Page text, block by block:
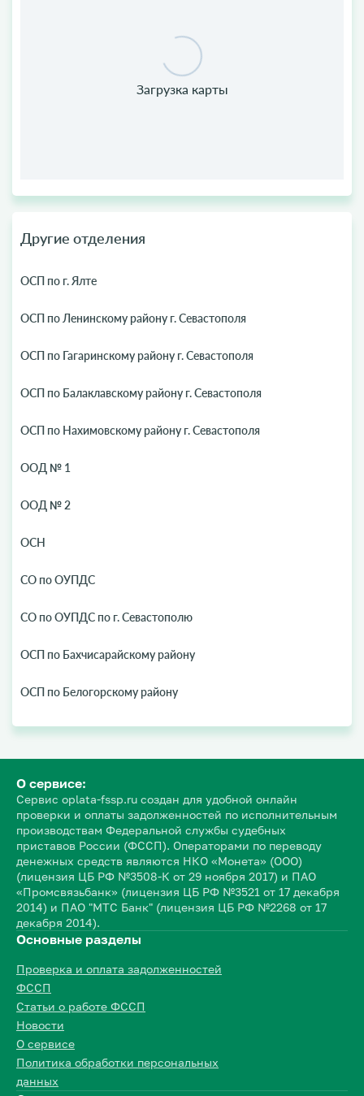
Другие отделения
ОСП по г. Ялте
ОСП по Ленинскому району г. Севастополя
ОСП по Гагаринскому району г. Севастополя
ОСП по Балаклавскому району г. Севастополя
ОСП по Нахимовскому району г. Севастополя
ООД № 1
ООД № 2
ОСН
СО по ОУПДС
СО по ОУПДС по г. Севастополю
ОСП по Бахчисарайскому району
ОСП по Белогорскому району
О сервисе:
Сервис oplata-fssp.ru создан для удобной онлайн
проверки и оплаты задолженностей по исполнительным
производствам Федеральной службы судебных
приставов России (ФССП). Операторами по переводу
денежных средств являются НКО «Монета» (ООО)
(лицензия ЦБ РФ №3508-К от 29 ноября 2017) и ПАО
«Промсвязьбанк» (лицензия ЦБ РФ №3521 от 17 декабря
2014) и ПАО "МТС Банк" (лицензия ЦБ РФ №2268 от 17
декабря 2014).
Основные разделы
Проверка и оплата задолженностей
ФССП
Статьи о работе ФССП
Новости
О сервисе
Политика обработки персональных
данных